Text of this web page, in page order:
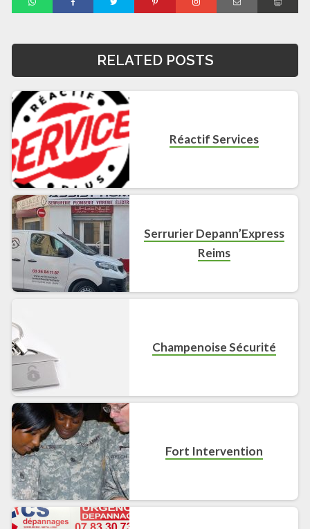
RELATED POSTS
Réactif Services
Serrurier Depann’Express
Reims
Champenoise Sécurité
Fort Intervention